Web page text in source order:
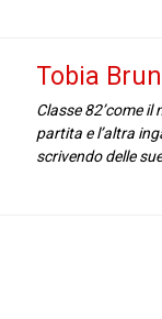
Tobia
Classe 82’come
partita e l’altra
scrivendo delle